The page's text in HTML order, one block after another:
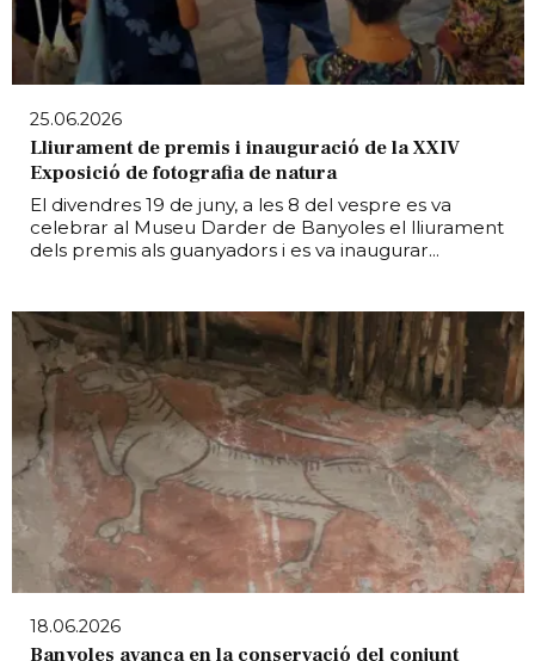
25.06.2026
Lliurament de premis i inauguració de la XXIV
Exposició de fotografia de natura
El divendres 19 de juny, a les 8 del vespre es va
celebrar al Museu Darder de Banyoles el lliurament
dels premis als guanyadors i es va inaugurar...
18.06.2026
Banyoles avança en la conservació del conjunt